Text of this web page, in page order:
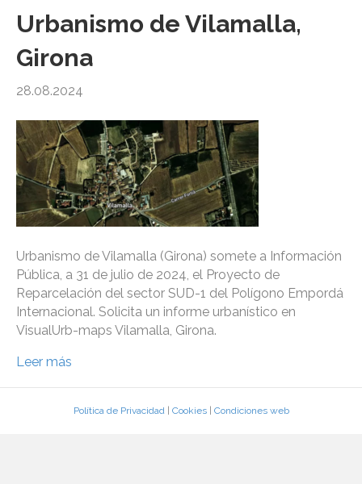
Urbanismo de Vilamalla,
Girona
28.08.2024
Urbanismo de Vilamalla (Girona) somete a Información
Pública, a 31 de julio de 2024, el Proyecto de
Reparcelación del sector SUD-1 del Polígono Empordá
Internacional. Solicita un informe urbanístico en
VisualUrb-maps Vilamalla, Girona.
Leer más
Política de Privacidad| Cookies| Condiciones web